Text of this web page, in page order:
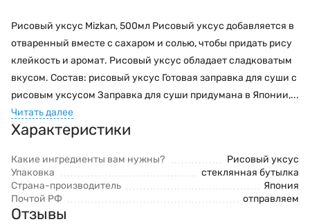
Рисовый уксус Mizkan, 500мл Рисовый уксус добавляется в
отваренный вместе с сахаром и солью, чтобы придать рису
клейкость и аромат. Рисовый уксус обладает сладковатым
вкусом. Состав: рисовый уксус Готовая заправка для суши с
рисовым уксусом Заправка для суши придумана в Японии,...
Читать далее
Характеристики
Какие ингредиенты вам нужны?
Рисовый уксус
Упаковка
стеклянная бутылка
Страна-производитель
Япония
Почтой РФ
отправляем
Отзывы